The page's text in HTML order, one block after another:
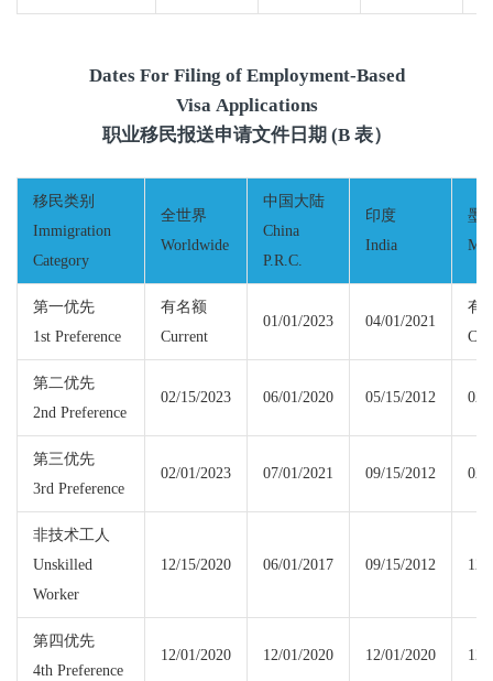
Dates For Filing of Employment-Based
Visa Applications
职业移民报送申请文件日期 (B 表）
移民类别
Immigration
Category
全世界
Worldwide
中国大陆
China
P.R.C.
印度
India
墨
第一优先
1st Preference
有名额
Current
01/01/2023 04/01/2021
有
第二优先
2nd Preference
02/15/2023 06/01/2020 05/15/2012 02/
第三优先
3rd Preference
02/01/2023 07/01/2021 09/15/2012 02/
非技术工人
Unskilled
Worker
12/15/2020 06/01/2017 09/15/2012 12/
第四优先
4th Preference
12/01/2020 12/01/2020 12/01/2020 12/